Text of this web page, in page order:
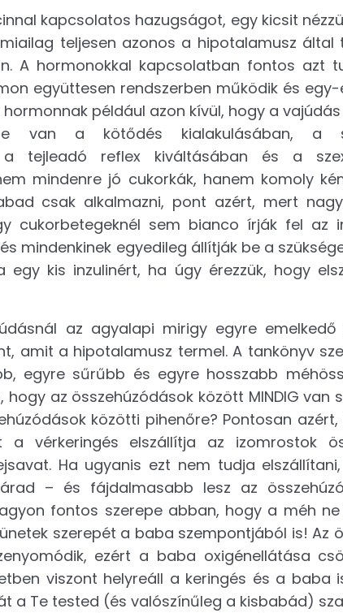
kapcsolatos hazugságot, egy kicsit
teljesen azonos a hipotalamusz által
A hormonokkal kapcsolatban fontos azt
együttesen rendszerben működik és
például azon kívül, hogy a
van a kötődés kialakulásában, a
a tejleadó reflex kiváltásában és a
mindenre jó cukorkák, hanem komoly
csak alkalmazni, pont azért, mert
cukorbetegeknél sem bianco írják fel az
mindenkinek egyedileg állítják be a
kis inzulinért, ha úgy érezzük, hogy
az agyalapi mirigy egyre emelkedő
amit a hipotalamusz termel. A tankönyv
egyre sűrűbb és egyre hosszabb
az összehúzódások között MINDIG van
közötti pihenőre? Pontosan
vérkeringés elszállítja az izomrostok
Ha ugyanis ezt nem tudja
– és fájdalmasabb lesz az
fontos szerepe abban, hogy a méh
szerepét a baba szempontjából is! Az
ezért a baba oxigénellátása
viszont helyreáll a keringés és a baba
a Te tested (és valószínűleg a kisbabád)